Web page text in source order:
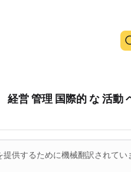
経営 管理 国際的 な 活動
供するために機械翻訳されて